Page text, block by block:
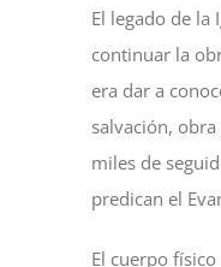
El legado de la
continuar la
era dar a
salvación,
miles de
predican el
El cuerpo